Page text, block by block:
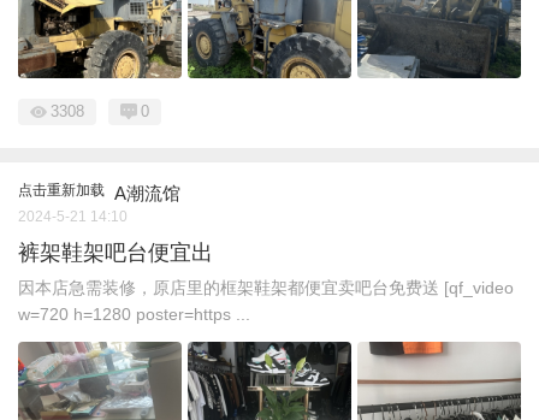
3308 0
点击重新加载 A潮流馆
2024-5-21 14:10
裤架鞋架吧台便宜出
因本店急需装修，原店里的框架鞋架都便宜卖吧台免费送 [qf_video
w=720 h=1280 poster=https ...